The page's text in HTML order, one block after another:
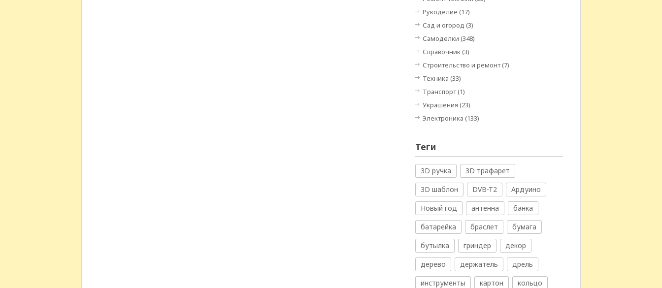
Рукоделие (17)
Сад и огород (3)
Самоделки (348)
Справочник(3)
Строительство и ремонт(7)
Техника (33)
Транспорт(1)
Украшения (23)
Электроника (133)
Теги
3D ручка
3D трафарет
3D шаблон
DVB-T2
Ардуино
Новый год
антенна
банка
батарейка
браслет
бумага
бутылка
гриндер
декор
дерево
держатель
дрель
инструменты
картон
кольцо